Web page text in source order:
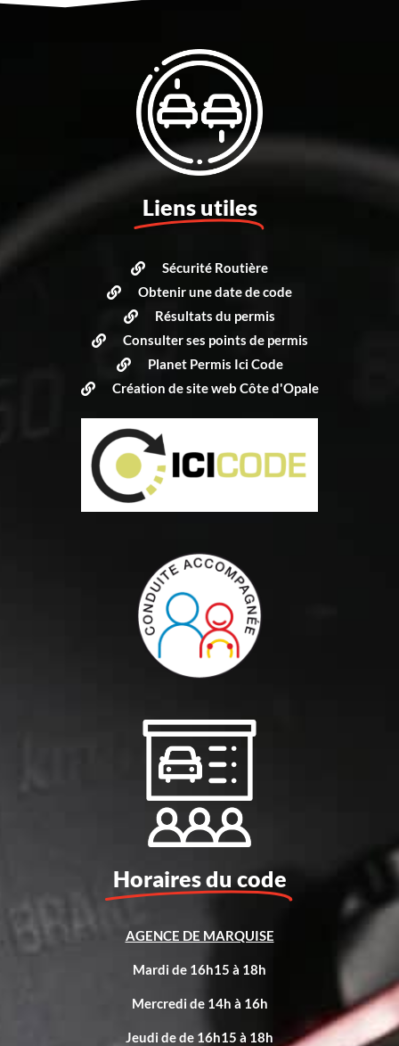
Liens utiles
Sécurité Routière
Obtenir une date de code
Résultats du permis
Consulter ses points de permis
Planet Permis Ici Code
Création de site web Côte d'Opale
Horaires du code
AGENCE DE MARQUISE
Mardi de 16h15 à 18h
Mercredi de 14h à 16h
Jeudi de de 16h15 à 18h